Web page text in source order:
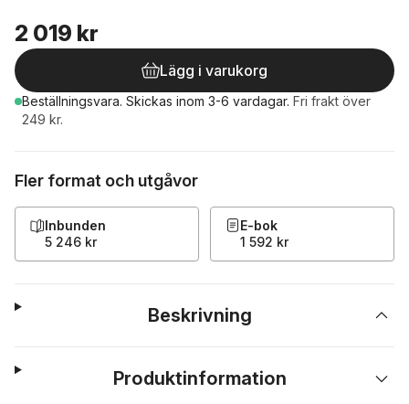
2 019 kr
Lägg i varukorg
Beställningsvara. Skickas inom 3-6 vardagar. Fri frakt över
249 kr.
Fler format och utgåvor
Inbunden
5 246 kr
E-bok
1 592 kr
Beskrivning
Produktinformation